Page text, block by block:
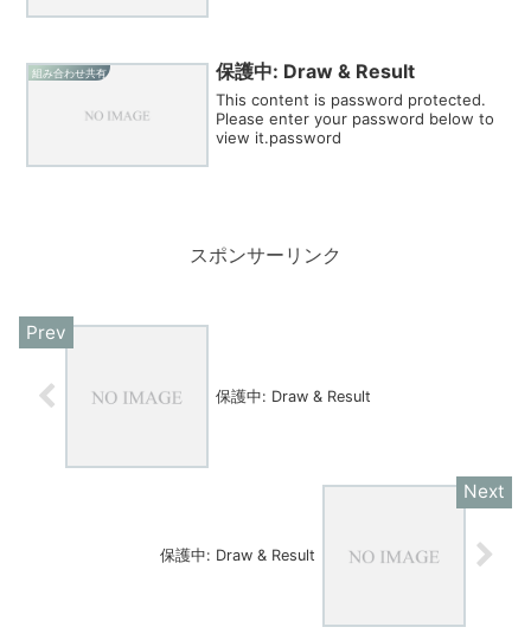
組み合わせ共有 保護中: Draw & Result
This content is password protected.
Please enter your password below to
view it.password
スポンサーリンク
保護中: Draw & Result
保護中: Draw & Result